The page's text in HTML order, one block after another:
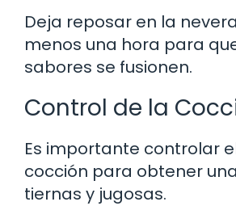
Deja reposar en la
menos una hora para
sabores se fusionen.
Control de la
Es importante controlar
cocción para obtener
tiernas y jugosas.